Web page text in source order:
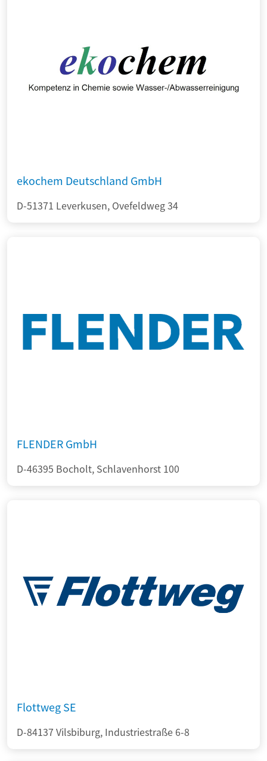
ekochem Deutschland GmbH
D-51371 Leverkusen, Ovefeldweg 34
FLENDER GmbH
D-46395 Bocholt, Schlavenhorst 100
Flottweg SE
D-84137 Vilsbiburg, Industriestraße 6-8